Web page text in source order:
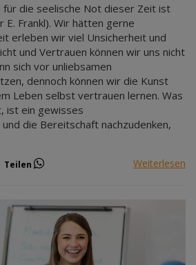
die seelische Not dieser Zeit ist
E. Frankl). Wir hätten gerne
erleben wir viel Unsicherheit und
und Vertrauen können wir uns nicht
sich vor unliebsamen
dennoch können wir die Kunst
Leben selbst vertrauen lernen. Was
ist ein gewisses
die Bereitschaft nachzudenken,
Teilen Weiterlesen